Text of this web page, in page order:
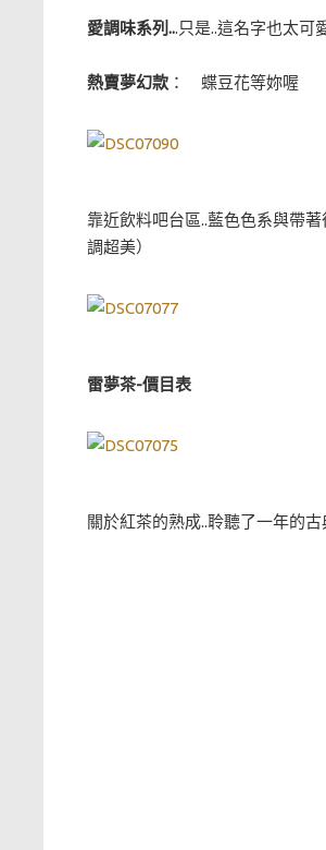
愛調味系列...只是..這名字也太可
熱賣夢幻款 ： 蝶豆花等妳喔
靠近飲料吧台區..藍色色系與帶
調超美）
雷夢茶-價目表
關於紅茶的熟成..聆聽了一年的